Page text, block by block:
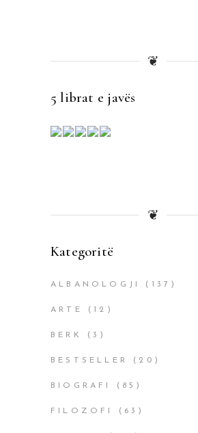
❦
5 librat e javës
❦
Kategoritë
ALBANOLOGJI (137)
ARTE (12)
BERK (3)
BESTSELLER (20)
BIOGRAFI (85)
FILOZOFI (63)